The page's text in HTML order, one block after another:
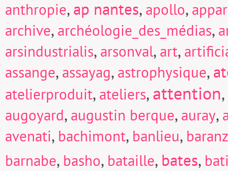
anthropie,ap nantes, apollo,
archive, archéologie_des_médias,
arsindustrialis, arsonval, art,
assange, assayag, astrophysique,
atelierproduit, ateliers,attention,
augoyard, augustin berque, auray,
avenati, bachimont, banlieu,
barnabe, basho, bataille, bates,